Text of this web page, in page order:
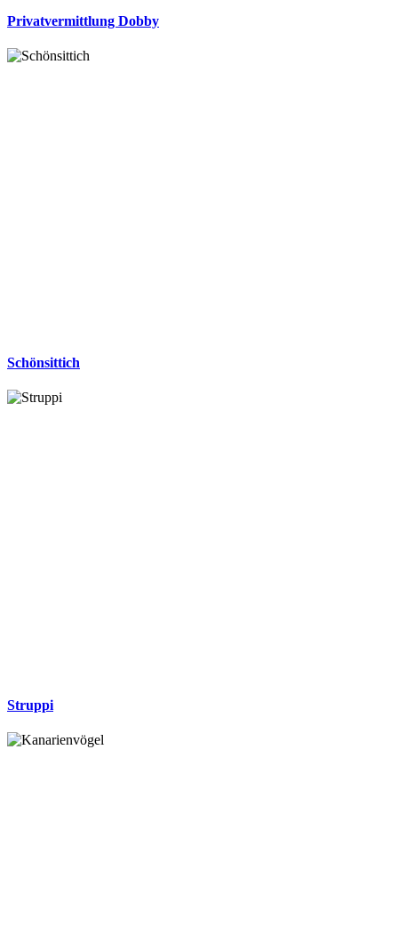
Privatvermittlung Dobby
Schönsittich
Struppi